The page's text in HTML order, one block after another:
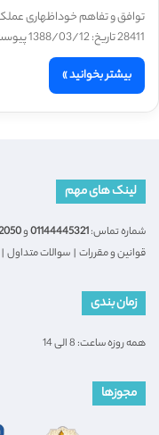
28411 تاریخ: 1388/03/12 پیوست: دارد دستورالعمل 510تبصره 5…
بیشتر بخوانید »
لینک های مهم
شماره تماس:01144445321و
قوانین و مقررات | سوالات متداول |
زمان بندی
همه روزه ساعت: 8 الی 14
مجوزها